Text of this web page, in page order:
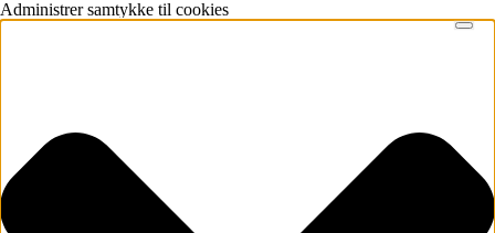
Administrer samtykke til cookies